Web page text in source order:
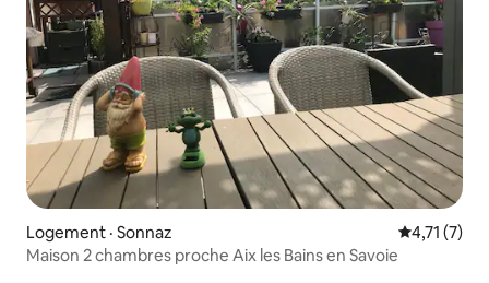
Logement · Sonnaz Note
4,71 (7)
Maison 2 chambres proche Aix les Bains en Savoie